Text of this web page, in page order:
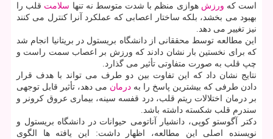
است که ورزش هوازی منظم با شدت متوسط ​​نه تنها سلامت قلب را
بهبود می بخشد، بلکه ساختار اعصابی که عملکرد آنرا کنترل می کنند
نیز تغییر می دهد.
این مطالعه توسط محققانی از دانشگاه بریستول در بریتانیا انجام شد
که برای نخستین بار نشان دادند که ورزش بر اعصاب سمت راست و
چپ قلب به صورت متفاوتی تأثیر می گذارد.
نتایج نشان داد که این تفاوت بین دو طرف می تواند با هدف قرار
دادن طرفی که بیشترین پاسخ را به درمان می دهد، تأثیر قابل توجهی
بر درمان اختلالات ریتم قلب، درد قفسه سینه، بیماری عروق کرونر و
سندرم قلب شکسته داشته باشد.
دکتر آگوستو کوپی، دانشیار آناتومی حیوانات در دانشگاه بریستول و
نویسنده اصلی این مطالعه، اظهار داشت: این یافته ها الگوی